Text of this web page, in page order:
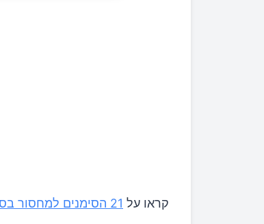
קראו על 21 הסימנים למחסור בסידן שיפתיעו אתכם